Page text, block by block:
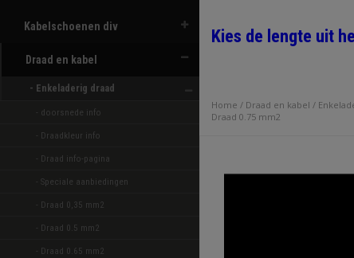
Kabelschoenen div
Draad en kabel
- Enkeladerig draad
- doorsnede info
- Draadkleur info
- Draad info-pagina
- Speciale aanbiedingen
- Draad 0,35 mm2
- Draad 0.5 mm2
- Draad 0.65 mm2
Kies de lengte uit
Home / Draad en kabel /
Draad 0.75 mm2